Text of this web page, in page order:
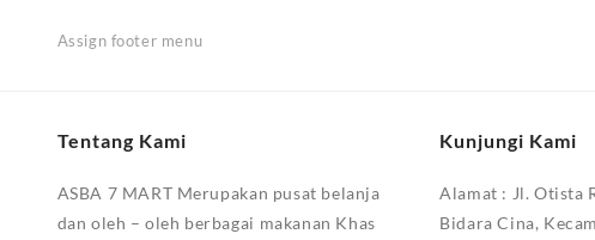
Assign footer menu
Tentang Kami
ASBA 7 MART Merupakan pusat belanja
dan oleh – oleh berbagai makanan Khas
Kunjungi Kami
Alamat : Jl. Otista
Bidara Cina,